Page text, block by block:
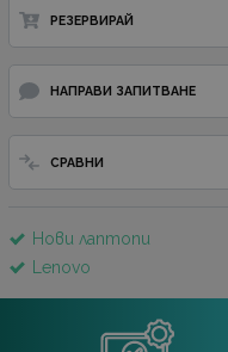
РЕЗЕРВИРАЙ
НАПРАВИ ЗАПИТВАНЕ
СРАВНИ
Нови лаптопи
Lenovo